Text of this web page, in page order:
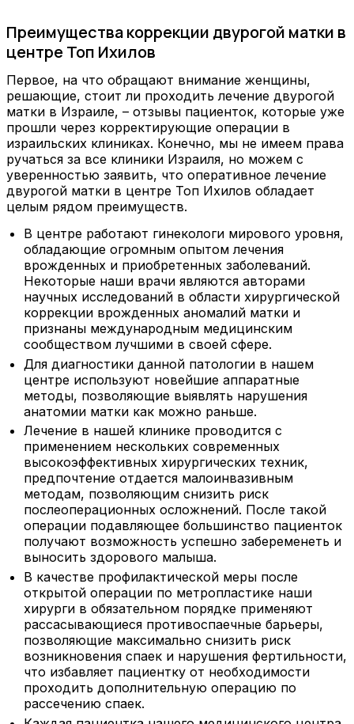
Преимущества коррекции двурогой матки в
центре Топ Ихилов
Первое, на что обращают внимание женщины,
решающие, стоит ли проходить лечение двурогой
матки в Израиле, – отзывы пациенток, которые уже
прошли через корректирующие операции в
израильских клиниках. Конечно, мы не имеем права
ручаться за все клиники Израиля, но можем с
уверенностью заявить, что оперативное лечение
двурогой матки в центре Топ Ихилов обладает
целым рядом преимуществ.
В центре работают гинекологи мирового уровня,
обладающие огромным опытом лечения
врожденных и приобретенных заболеваний.
Некоторые наши врачи являются авторами
научных исследований в области хирургической
коррекции врожденных аномалий матки и
признаны международным медицинским
сообществом лучшими в своей сфере.
Для диагностики данной патологии в нашем
центре используют новейшие аппаратные
методы, позволяющие выявлять нарушения
анатомии матки как можно раньше.
Лечение в нашей клинике проводится с
применением нескольких современных
высокоэффективных хирургических техник,
предпочтение отдается малоинвазивным
методам, позволяющим снизить риск
послеоперационных осложнений. После такой
операции подавляющее большинство пациенток
получают возможность успешно забеременеть и
выносить здорового малыша.
В качестве профилактической меры после
открытой операции по метропластике наши
хирурги в обязательном порядке применяют
рассасывающиеся противоспаечные барьеры,
позволяющие максимально снизить риск
возникновения спаек и нарушения фертильности,
что избавляет пациентку от необходимости
проходить дополнительную операцию по
рассечению спаек.